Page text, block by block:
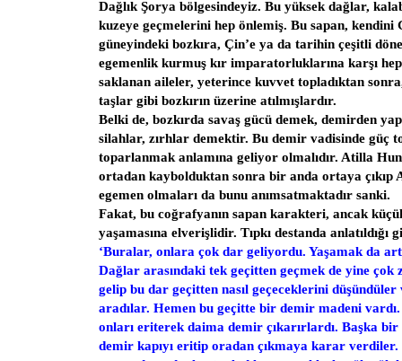
Dağlık Şorya bölgesindeyiz. Bu yüksek dağlar,
kuzeye geçmelerini hep önlemiş. Bu sapan, kendini
güneyindeki bozkıra, Çin’e ya da tarihin çeşitli
egemenlik kurmuş kır imparatorluklarına karşı
saklanan aileler, yeterince kuvvet topladıktan
taşlar gibi bozkırın üzerine atılmışlardır.
Belki de, bozkırda savaş gücü demek, demirden
silahlar, zırhlar demektir. Bu demir vadisinde güç
toparlanmak anlamına geliyor olmalıdır. Atilla
ortadan kaybolduktan sonra bir anda ortaya çıkıp
egemen olmaları da bunu anımsatmaktadır sanki.
Fakat, bu coğrafyanın sapan karakteri, ancak
yaşamasına elverişlidir. Tıpkı destanda anlatıldığı
‘Buralar, onlara çok dar geliyordu. Yaşamak da
Dağlar arasındaki tek geçitten geçmek de yine
gelip bu dar geçitten nasıl geçeceklerini
aradılar. Hemen bu geçitte bir demir madeni
onları eriterek daima demir çıkarırlardı. Başka bir
demir kapıyı eritip oradan çıkmaya karar